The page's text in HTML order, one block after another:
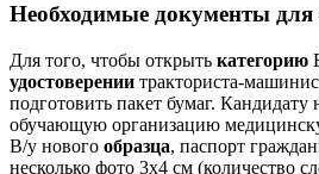
Необходимые документы для
Для того, чтобы открыть категорию
удостоверении тракториста-
подготовить пакет бумаг. Кандидату
обучающую организацию
В/у нового образца, паспорт
несколько фото 3х4 см (количество